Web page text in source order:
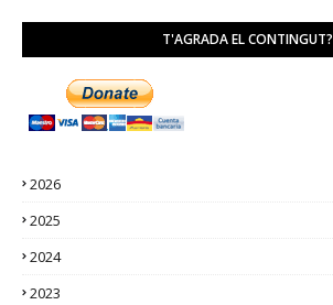
T'AGRADA EL CONTINGUT?
2026
2025
2024
2023